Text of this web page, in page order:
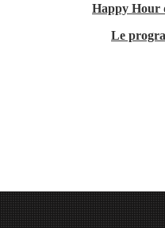
Happy Hour
Le